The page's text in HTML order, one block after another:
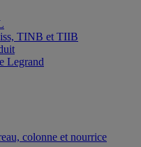
TINB et TIIB
Legrand
colonne et nourrice